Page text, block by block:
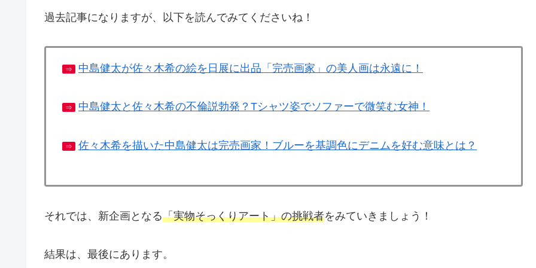
過去記事になりますが、以下を読んでみてくださいね！
⇒ 中島健太が佐々木希の絵を日展に出品「完売画家」の美人画は永遠に！
⇒ 中島健太と佐々木希の不倫説勃発？Tシャツ姿でソファーで微笑む女神！
⇒ 佐々木希を描いた中島健太は完売画家！ブルーを基調色にデニムを好む意味とは？
それでは、新企画となる「実物そっくりアート」の挑戦者をみていきましょう！
結果は、最後にあります。